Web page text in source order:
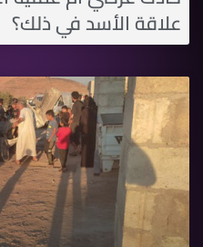
علاقة الأسد في ذلك؟